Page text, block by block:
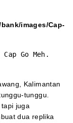
Go Meh.
Kalimantan
tunggu.
juga
dua replika